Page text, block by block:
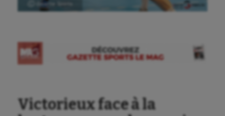
Ⓒ Gazette Sports
Victorieux face à la